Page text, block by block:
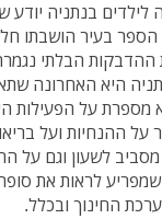
בנתניה יודע
בעיר הושבתו
הבלתי
היא האחרונה
על הפעילות
ההנחיות ועל
לשעון וגם על
לראות את
החינוך ובכלל.